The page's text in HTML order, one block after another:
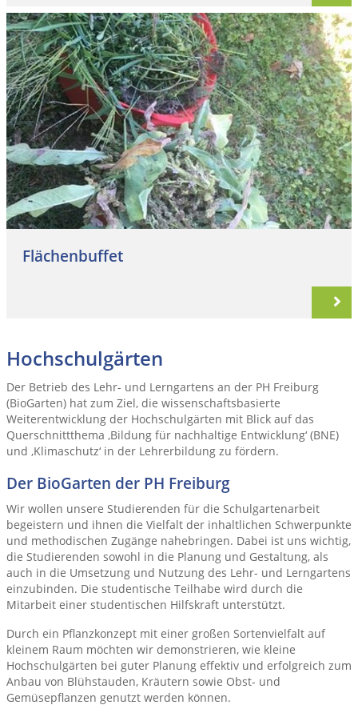
Flächenbuffet
Hochschulgärten
Der Betrieb des Lehr- und Lerngartens an der PH Freiburg
(BioGarten) hat zum Ziel, die wissenschaftsbasierte
Weiterentwicklung der Hochschulgärten mit Blick auf das
Querschnittthema ‚Bildung für nachhaltige Entwicklung‘ (BNE)
und ‚Klimaschutz‘ in der Lehrerbildung zu fördern.
Der BioGarten der PH Freiburg
Wir wollen unsere Studierenden für die Schulgartenarbeit
begeistern und ihnen die Vielfalt der inhaltlichen Schwerpunkte
und methodischen Zugänge nahebringen. Dabei ist uns wichtig,
die Studierenden sowohl in die Planung und Gestaltung, als
auch in die Umsetzung und Nutzung des Lehr- und Lerngartens
einzubinden. Die studentische Teilhabe wird durch die
Mitarbeit einer studentischen Hilfskraft unterstützt.
Durch ein Pflanzkonzept mit einer großen Sortenvielfalt auf
kleinem Raum möchten wir demonstrieren, wie kleine
Hochschulgärten bei guter Planung effektiv und erfolgreich zum
Anbau von Blühstauden, Kräutern sowie Obst- und
Gemüsepflanzen genutzt werden können.